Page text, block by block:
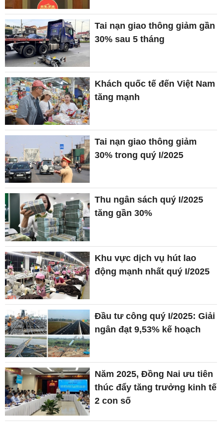
Tai nạn giao thông giảm gần
30% sau 5 tháng
Khách quốc tế đến Việt Nam
tăng mạnh
Tai nạn giao thông giảm
30% trong quý I/2025
Thu ngân sách quý I/2025
tăng gần 30%
Khu vực dịch vụ hút lao
động mạnh nhất quý I/2025
Đầu tư công quý I/2025: Giải
ngân đạt 9,53% kế hoạch
Năm 2025, Đồng Nai ưu tiên
thúc đẩy tăng trưởng kinh tế
2 con số